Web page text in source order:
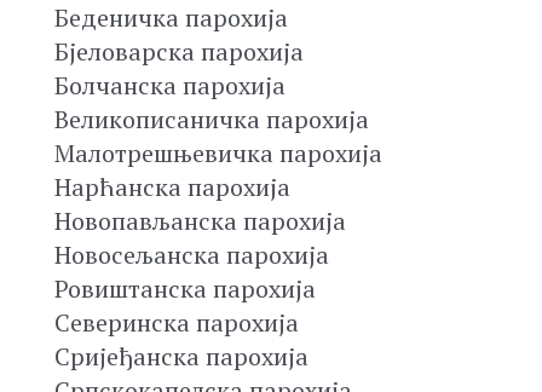
Беденичка парохија
Бјеловарска парохија
Болчанска парохија
Великописаничка парохија
Малотрешњевичка парохија
Нарћанска парохија
Новопављанска парохија
Новосељанска парохија
Ровиштанска парохија
Северинска парохија
Сријеђанска парохија